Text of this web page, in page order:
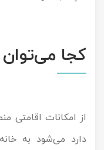
کجا
از امکانات اقامتی
دارد می‌شود به